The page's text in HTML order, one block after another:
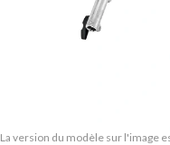
La version du modèle sur l'image